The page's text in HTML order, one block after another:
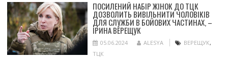
ПОСИЛЕНИЙ НАБІР ЖІНОК ДО ТЦК
ДОЗВОЛИТЬ ВИВІЛЬНИТИ ЧОЛОВІКІВ
ДЛЯ СЛУЖБИ В БОЙОВИХ ЧАСТИНАХ, –
ІРИНА ВЕРЕЩУК
05.06.2024 ALESYA ВЕРЕЩУК,
ТЦК